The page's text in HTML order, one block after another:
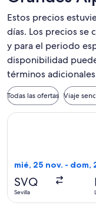
Estos precios
días. Los precios se
y para el periodo
disponibilidad
términos
Todas las ofertas Viaje
mié, 25 nov. - dom,
SVQ
Sevilla
Seleccionar vuelo